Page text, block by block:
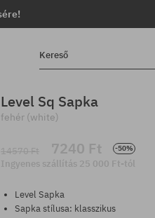
Kereső
Level Sq Sapka
fehér (white)
14570 Ft 7240 Ft -50%
Ingyenes szállítás 25 000 Ft-tól
Level Sapka
Sapka stílusa: klasszikus